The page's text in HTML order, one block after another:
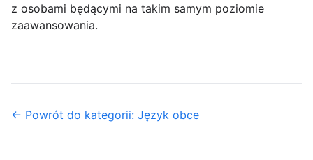
z osobami będącymi na takim samym poziomie
zaawansowania.
← Powrót do kategorii: Język obce